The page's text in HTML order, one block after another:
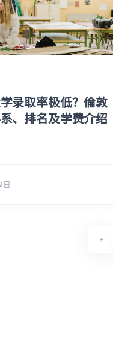
录取率极低？倫敦
、排名及学费介绍